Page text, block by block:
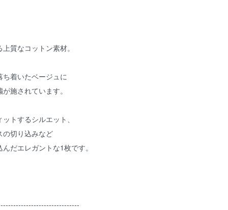
質なコットン素材。
着いたベージュに
施されています。
トするシルエット、
の切り込みなど
だエレガントな1枚です。